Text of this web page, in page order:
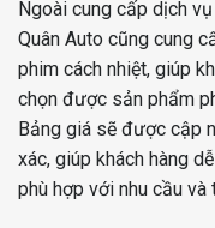
Ngoài cung cấp dịch
Quân Auto cũng cung
phim cách nhiệt, giúp
chọn được sản phẩm
Bảng giá sẽ được cập
xác, giúp khách hàng
phù hợp với nhu cầu và